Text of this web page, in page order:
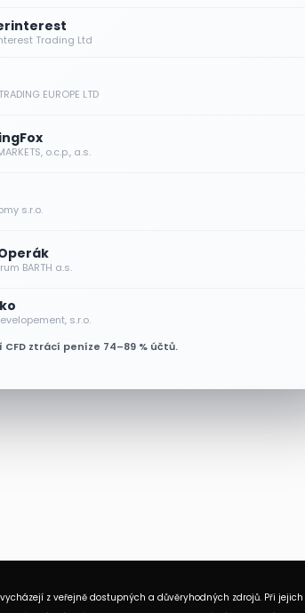
Trading Ltd
EUROPE LTD
o.c.p., a.s.
s.r.o.
BARTH a.s.
s.r.o.
ztrácí peníze 74–89 % účtů.
z veřejně dostupných a důvěryhodných zdrojů. Při